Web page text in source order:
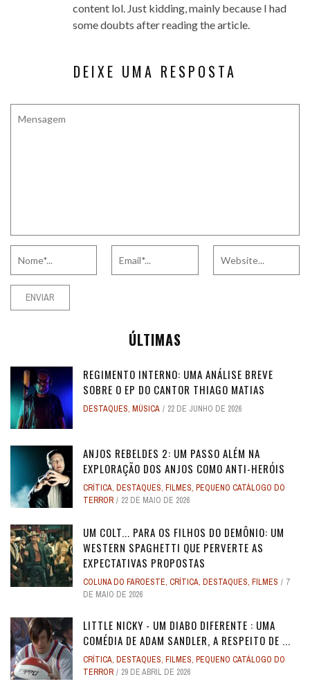
content lol. Just kidding, mainly because I had
some doubts after reading the article.
DEIXE UMA RESPOSTA
ÚLTIMAS
REGIMENTO INTERNO: UMA ANÁLISE BREVE
SOBRE O EP DO CANTOR THIAGO MATIAS
DESTAQUES, MÚSICA 22 DE JUNHO DE 2026
ANJOS REBELDES 2: UM PASSO ALÉM NA
EXPLORAÇÃO DOS ANJOS COMO ANTI-HERÓIS
CRÍTICA, DESTAQUES, FILMES, PEQUENO CATÁLOGO DO
TERROR
22 DE MAIO DE 2026
UM COLT... PARA OS FILHOS DO DEMÔNIO: UM
WESTERN SPAGHETTI QUE PERVERTE AS
EXPECTATIVAS PROPOSTAS
COLUNA DO FAROESTE, CRÍTICA, DESTAQUES, FILMES
7
DE MAIO DE 2026
LITTLE NICKY - UM DIABO DIFERENTE : UMA
COMÉDIA DE ADAM SANDLER, A RESPEITO DE ...
CRÍTICA, DESTAQUES, FILMES, PEQUENO CATÁLOGO DO
TERROR
29 DE ABRIL DE 2026